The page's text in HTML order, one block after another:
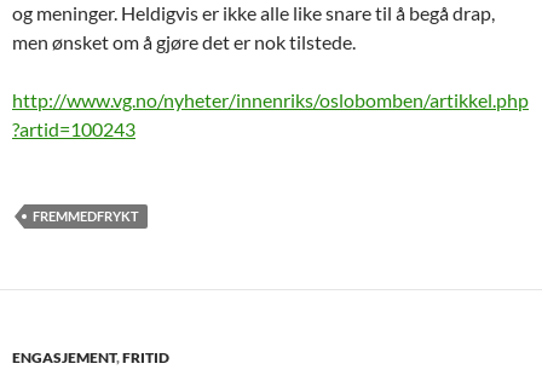
og meninger. Heldigvis er ikke alle like snare til å begå drap,
men ønsket om å gjøre det er nok tilstede.
http://www.vg.no/nyheter/innenriks/oslobomben/artikkel.php
?artid=100243
FREMMEDFRYKT
ENGASJEMENT,FRITID